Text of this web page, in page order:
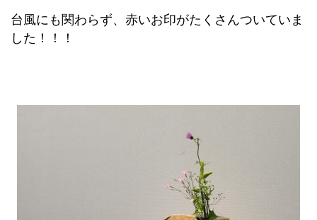
台風にも関わらず、赤いお印がたくさんついていま
した！！！